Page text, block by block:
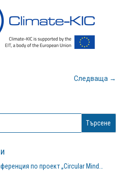
Следваща →
по проект „Circular Mind…